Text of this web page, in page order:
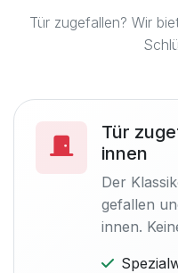
Tür zugefallen? Wir
Tür
innen
Der
gefallen
innen.